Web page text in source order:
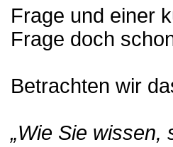
Frage und einer
Frage doch
Betrachten wir
„Wie Sie wissen,